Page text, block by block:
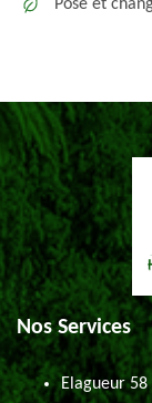
Pose et
Nos Services
Elagueur 58